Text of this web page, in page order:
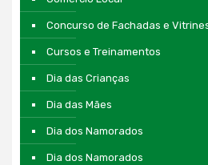
Concurso de Fachadas e
Cursos e Treinamentos
Dia das Crianças
Dia das Mães
Dia dos Namorados
Dia dos Namorados